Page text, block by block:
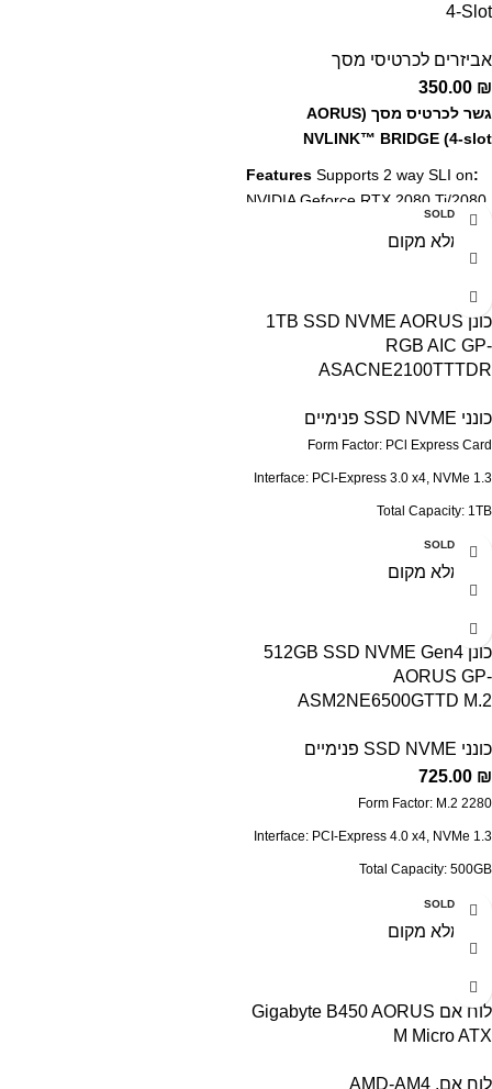
4-Slot
אביזרים לכרטיסי מסך
350.00 ₪
גשר לכרטיס מסך (AORUS
NVLINK™ BRIDGE (4-slot
:Features
Supports 2 way SLI on
NVIDIA Geforce RTX 2080 Ti/2080
series graphics card - Optimized
for 4K+ resolution - RGB fusion –
SOLD OUT
כונן 1TB SSD NVME AORUS
RGB AIC GP-
ASACNE2100TTTDR
כונני SSD NVME פנימיים
Form Factor: PCl Express Card
Interface: PCI-Express 3.0 x4, NVMe 1.3
Total Capacity: 1TB
Read Speed : up to 3480 MB/s
Write speed : up to 3080 MB/s
(AES 256-bit Hardware Encryption Self-
Encrypting Drive (SED
SOLD OUT
כונן 512GB SSD NVME Gen4
AORUS GP-
ASM2NE6500GTTD M.2
כונני SSD NVME פנימיים
725.00 ₪
Form Factor: M.2 2280
Interface: PCI-Express 4.0 x4, NVMe 1.3
Total Capacity: 500GB
Read Speed : up to 5000 MB/s
Write speed : up to 2500 MB/s
technologies
TRIM & S.M.A.R.T supported
SOLD OUT
לוח אם Gigabyte B450 AORUS
M Micro ATX
לוח אם,
AMD-AM4